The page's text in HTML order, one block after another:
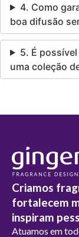
4. Como
boa difusão
5. É
uma coleção
Criamos
fortalecem
inspiram
Atuamos em